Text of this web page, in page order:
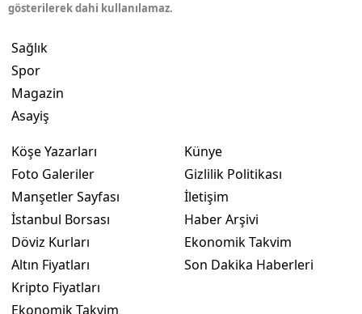
gösterilerek dahi kullanılamaz.
Sağlık
Spor
Magazin
Asayiş
Köşe Yazarları
Foto Galeriler
Manşetler Sayfası
İstanbul Borsası
Döviz Kurları
Altın Fiyatları
Kripto Fiyatları
Ekonomik Takvim
Künye
Gizlilik Politikası
İletişim
Haber Arşivi
Ekonomik Takvim
Son Dakika Haberleri